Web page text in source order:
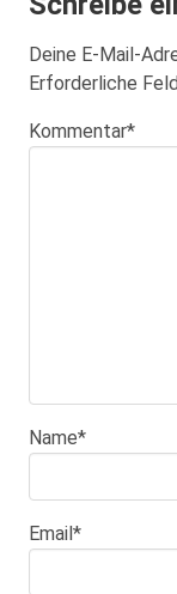
Deine E-Mail-
Erforderliche
Kommentar*
Name*
Email*